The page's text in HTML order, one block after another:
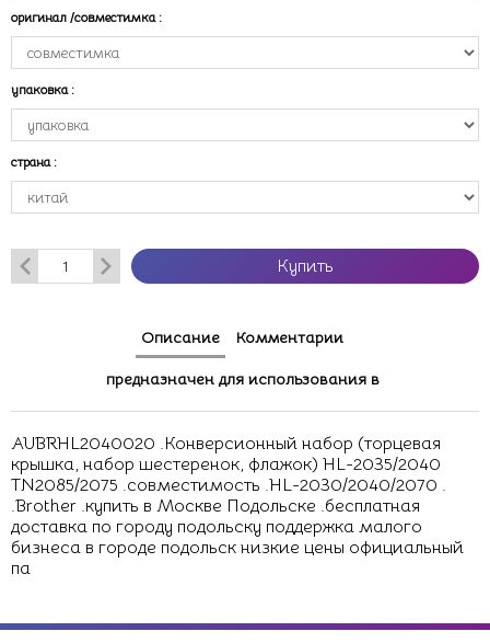
оригинал /совместимка :
упаковка :
страна :
Купить
Описание Комментарии
предназначен для использования в
AUBRHL2040020 .Конверсионный набор (торцевая
крышка, набор шестеренок, флажок) HL-2035/2040
TN2085/2075 .совместимость .HL-2030/2040/2070 .
.Brother .купить в Москве Подольске .бесплатная
доставка по городу подольску поддержка малого
бизнеса в городе подольск низкие цены официальный
па